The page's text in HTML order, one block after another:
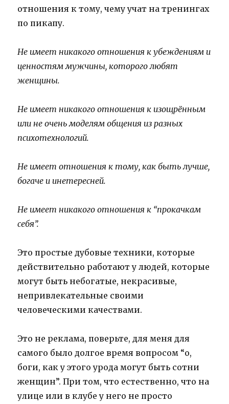
отношения к тому, чему учат на тренингах
по пикапу.
Не имеет никакого отношения к убеждениям и
ценностям мужчины, которого любят
женщины.
Не имеет никакого отношения к изощрённым
или не очень моделям общения из разных
психотехнологий.
Не имеет отношения к тому, как быть лучше,
богаче и инетересней.
Не имеет никакого отношения к “прокачкам
себя”.
Это простые дубовые техники, которые
действительно работают у людей, которые
могут быть небогатые, некрасивые,
непривлекательные своими
человеческими качествами.
Это не реклама, поверьте, для меня для
самого было долгое время вопросом “о,
боги, как у этого урода могут быть сотни
женщин”. При том, что естественно, что на
улице или в клубе у него не просто